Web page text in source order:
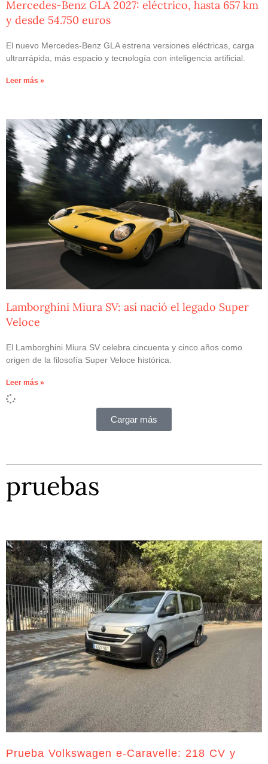
Mercedes-Benz GLA 2027: eléctrico, hasta 657 km
y desde 54.750 euros
El nuevo Mercedes-Benz GLA estrena versiones eléctricas, carga
ultrarrápida, más espacio y tecnología con inteligencia artificial.
Leer más »
Lamborghini Miura SV: así nació el legado Super
Veloce
El Lamborghini Miura SV celebra cincuenta y cinco años como
origen de la filosofía Super Veloce histórica.
Leer más »
Cargar más
pruebas
Prueba Volkswagen e-Caravelle: 218 CV y